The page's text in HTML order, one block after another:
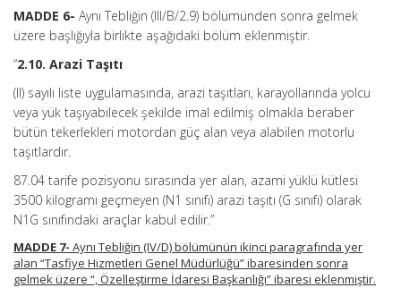
MADDE 6- Aynı Tebliğin (III/B/2.9) bölümünden sonra gelmek
üzere başlığıyla birlikte aşağıdaki bölüm eklenmiştir.
“2.10. Arazi Taşıtı
(II) sayılı liste uygulamasında, arazi taşıtları, karayollarında yolcu
veya yük taşıyabilecek şekilde imal edilmiş olmakla beraber
bütün tekerlekleri motordan güç alan veya alabilen motorlu
taşıtlardır.
87.04 tarife pozisyonu sırasında yer alan, azami yüklü kütlesi
3500 kilogramı geçmeyen (N1 sınıfı) arazi taşıtı (G sınıfı) olarak
N1G sınıfındaki araçlar kabul edilir.”
MADDE 7- Aynı Tebliğin (IV/D) bölümünün ikinci paragrafında yer
alan “Tasfiye Hizmetleri Genel Müdürlüğü” ibaresinden sonra
gelmek üzere “, Özelleştirme İdaresi Başkanlığı” ibaresi eklenmiştir.